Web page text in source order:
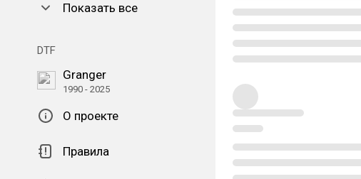
Показать все
DTF
Granger
1990 - 2025
О проекте
Правила